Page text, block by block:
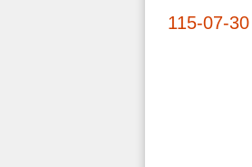
115-07-30